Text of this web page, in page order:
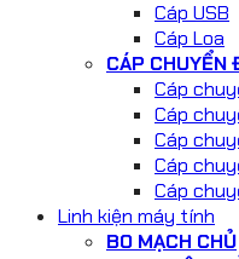
Cáp USB
Cáp Loa
CÁP CHUYỂN
Cáp
Cáp
Cáp
Cáp
Cáp
Linh kiện máy tính
BO MẠCH CHỦ